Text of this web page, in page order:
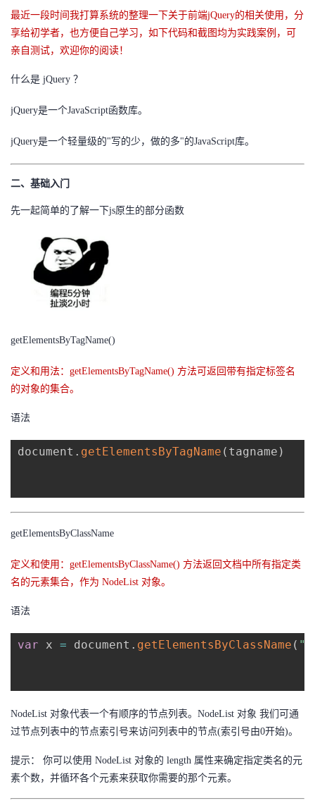
注
的
开
发
者
学
堂
我
课
的
我
验
收
藏
我
的
Programs
我
的
支
持
我
的
术
我
云
议
最近一段时间我打算系统的整理一下关于前端jQuery的相关使用，分
享给初学者，也方便自己学习，如下代码和截图均为实践案例，可
亲自测试，欢迎你的阅读！
什么是 jQuery ？
jQuery是一个JavaScript函数库。
jQuery是一个轻量级的"写的少，做的多"的JavaScript库。
二、基础入门
先一起简单的了解一下js原生的部分函数
getElementsByTagName()
定义和用法：getElementsByTagName() 方法可返回带有指定标签名
的对象的集合。
语法
document . getElementsByTagName ( tagname )
getElementsByClassName
定义和使用：getElementsByClassName() 方法返回文档中所有指定类
名的元素集合，作为 NodeList 对象。
语法
var x = document . getElementsByClassName (
NodeList 对象代表一个有顺序的节点列表。NodeList 对象 我们可通
过节点列表中的节点索引号来访问列表中的节点(索引号由0开始)。
提示： 你可以使用 NodeList 对象的 length 属性来确定指定类名的元
素个数，并循环各个元素来获取你需要的那个元素。